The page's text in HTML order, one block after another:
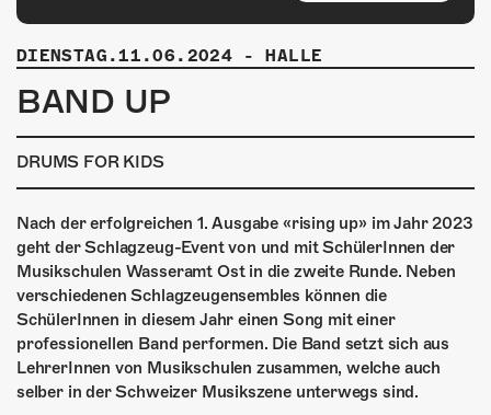
SHOP
MITMACHEN
DIENSTAG.11.06.2024 - HALLE
BAND UP
DRUMS FOR KIDS
Nach der erfolgreichen 1. Ausgabe «rising up» im Jahr 2023
geht der Schlagzeug-Event von und mit SchülerInnen der
Musikschulen Wasseramt Ost in die zweite Runde. Neben
verschiedenen Schlagzeugensembles können die
SchülerInnen in diesem Jahr einen Song mit einer
professionellen Band performen. Die Band setzt sich aus
LehrerInnen von Musikschulen zusammen, welche auch
selber in der Schweizer Musikszene unterwegs sind.